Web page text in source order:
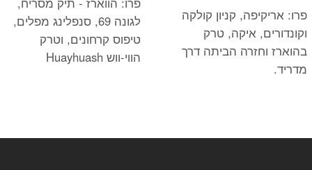
פרו: אריקיפה, קניון קולקה
וקונדורים, איקה, טרק
בהוארז וחזרה הביתה דרך
מדריד.
לגונה 69, סנפלינג מפלים,
טיפוס קרחונים, וטרק
הווי-ווש Huayhuash